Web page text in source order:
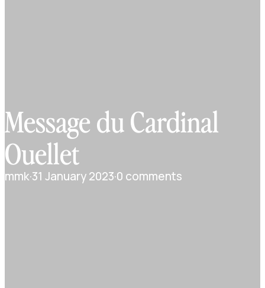
Message du Cardinal
Ouellet
mmk·31 January 2023·0 comments